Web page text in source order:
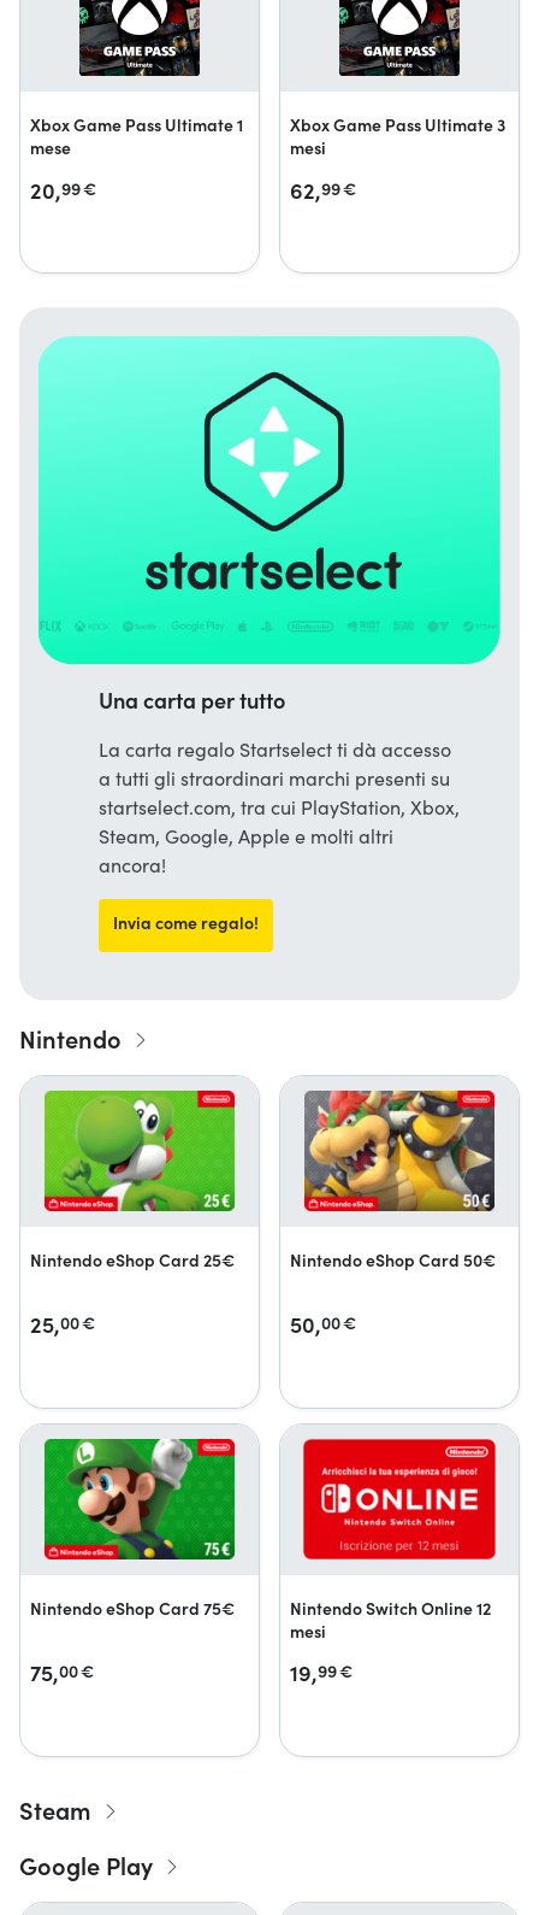
Xbox Game Pass Ultimate 1
mese
20,99€
Xbox Game Pass Ultimate 3
mesi
62,99€
Una carta per tutto
La carta regalo Startselect ti dà accesso
a tutti gli straordinari marchi presenti su
startselect.com, tra cui PlayStation, Xbox,
Steam, Google, Apple e molti altri
ancora!
Invia come regalo!
Nintendo
Nintendo eShop Card 25€
25,00€
Nintendo eShop Card 50€
50,00€
Nintendo eShop Card 75€
75,00€
Nintendo Switch Online 12
mesi
19,99€
Steam
Google Play